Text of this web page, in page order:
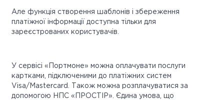
Але функція створення шаблонів і збереження
платіжної інформації доступна тільки для
зареєстрованих користувачів.
У сервісі «Портмоне» можна оплачувати послуги
картками, підключеними до платіжних систем
Visa/Mastercard. Також можна розплачуватися за
допомогою НПС «ПРОСТІР». Єдина умова, що